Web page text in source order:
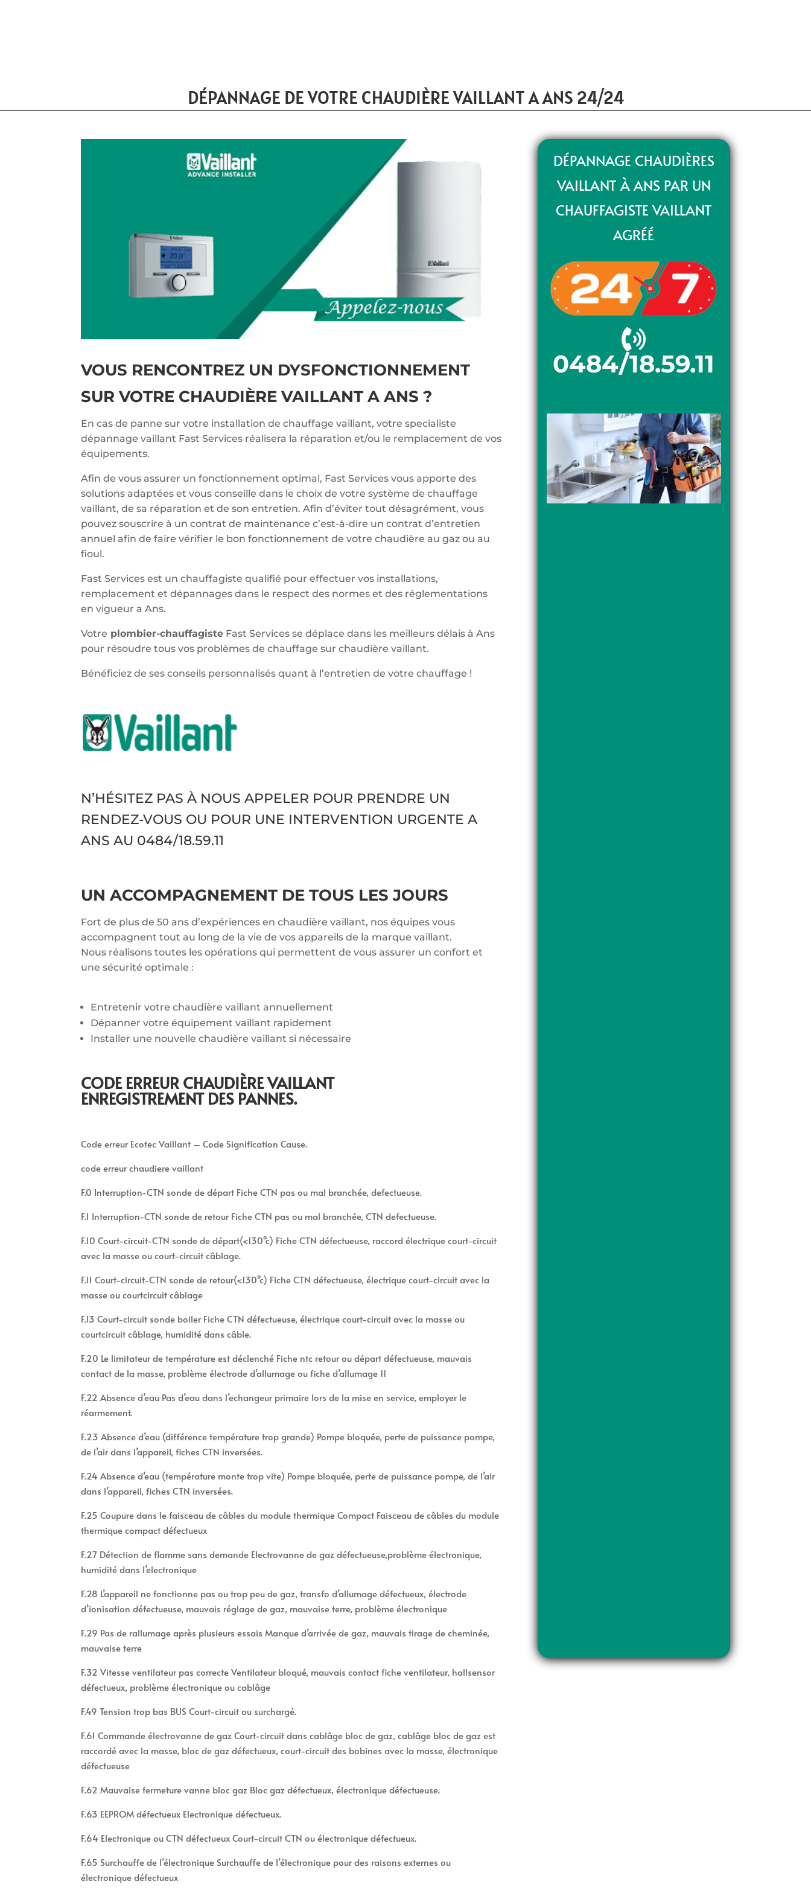
DÉPANNAGE DE VOTRE CHAUDIÈRE VAILLANT A ANS 24/24
VOUS RENCONTREZ UN DYSFONCTIONNEMENT
SUR VOTRE CHAUDIÈRE VAILLANT A ANS ?
En cas de panne sur votre installation de chauffage vaillant, votre specialiste
dépannage vaillant Fast Services réalisera la réparation et/ou le remplacement de vos
équipements.
Afin de vous assurer un fonctionnement optimal, Fast Services vous apporte des
solutions adaptées et vous conseille dans le choix de votre système de chauffage
vaillant, de sa réparation et de son entretien. Afin d’éviter tout désagrément, vous
pouvez souscrire à un contrat de maintenance c’est-à-dire un contrat d’entretien
annuel afin de faire vérifier le bon fonctionnement de votre chaudière au gaz ou au
fioul.
Fast Services est un chauffagiste qualifié pour effectuer vos installations,
remplacement et dépannages dans le respect des normes et des réglementations
en vigueur a Ans.
Votre plombier-chauffagiste Fast Services se déplace dans les meilleurs délais à Ans
pour résoudre tous vos problèmes de chauffage sur chaudière vaillant.
Bénéficiez de ses conseils personnalisés quant à l’entretien de votre chauffage !
N’HÉSITEZ PAS À NOUS APPELER POUR PRENDRE UN
RENDEZ-VOUS OU POUR UNE INTERVENTION URGENTE A
ANS AU 0484/18.59.11
UN ACCOMPAGNEMENT DE TOUS LES JOURS
Fort de plus de 50 ans d’expériences en chaudière vaillant, nos équipes vous
accompagnent tout au long de la vie de vos appareils de la marque vaillant.
Nous réalisons toutes les opérations qui permettent de vous assurer un confort et
une sécurité optimale :
Entretenir votre chaudière vaillant annuellement
Dépanner votre équipement vaillant rapidement
Installer une nouvelle chaudière vaillant si nécessaire
CODE ERREUR CHAUDIÈRE VAILLANT
ENREGISTREMENT DES PANNES.
Code erreur Ecotec Vaillant – Code Signification Cause.
code erreur chaudiere vaillant
F.0 Interruption-CTN sonde de départ Fiche CTN pas ou mal branchée, defectueuse.
F.1 Interruption-CTN sonde de retour Fiche CTN pas ou mal branchée, CTN defectueuse.
F.10 Court-circuit-CTN sonde de départ(<130°c) Fiche CTN défectueuse, raccord électrique court-circuit
avec la masse ou court-circuit câblage.
F.11 Court-circuit-CTN sonde de retour(<130°c) Fiche CTN défectueuse, électrique court-circuit avec la
masse ou courtcircuit câblage
F.13 Court-circuit sonde boiler Fiche CTN défectueuse, électrique court-circuit avec la masse ou
courtcircuit câblage, humidité dans câble.
F.20 Le limitateur de température est déclenché Fiche ntc retour ou départ défectueuse, mauvais
contact de la masse, problème électrode d’allumage ou fiche d’allumage 11
F.22 Absence d’eau Pas d’eau dans l’echangeur primaire lors de la mise en service, employer le
réarmement.
F.23 Absence d’eau (différence température trop grande) Pompe bloquée, perte de puissance pompe,
de l’air dans l’appareil, fiches CTN inversées.
F.24 Absence d’eau (température monte trop vite) Pompe bloquée, perte de puissance pompe, de l’air
dans l’appareil, fiches CTN inversées.
F.25 Coupure dans le faisceau de câbles du module thermique Compact Faisceau de câbles du module
thermique compact défectueux
F.27 Détection de flamme sans demande Electrovanne de gaz défectueuse,problème électronique,
humidité dans l’electronique
F.28 L’appareil ne fonctionne pas ou trop peu de gaz, transfo d’allumage défectueux, électrode
d’ionisation défectueuse, mauvais réglage de gaz, mauvaise terre, problème électronique
F.29 Pas de rallumage après plusieurs essais Manque d’arrivée de gaz, mauvais tirage de cheminée,
mauvaise terre
F.32 Vitesse ventilateur pas correcte Ventilateur bloqué, mauvais contact fiche ventilateur, hallsensor
défectueux, problème électronique ou cablâge
F.49 Tension trop bas BUS Court-circuit ou surchargé.
F.61 Commande électrovanne de gaz Court-circuit dans cablâge bloc de gaz, cablâge bloc de gaz est
raccordé avec la masse, bloc de gaz défectueux, court-circuit des bobines avec la masse, électronique
défectueuse
F.62 Mauvaise fermeture vanne bloc gaz Bloc gaz défectueux, électronique défectueuse.
F.63 EEPROM défectueux Electronique défectueux.
F.64 Electronique ou CTN défectueux Court-circuit CTN ou électronique défectueux.
F.65 Surchauffe de l’électronique Surchauffe de l’électronique pour des raisons externes ou
électronique défectueux
DÉPANNAGE CHAUDIÈRES
VAILLANT À ANS PAR UN
CHAUFFAGISTE VAILLANT
AGRÉÉ
0484/18.59.11